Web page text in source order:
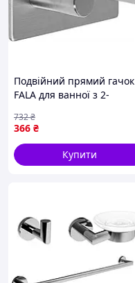
Подвійний прямий гачок
FALA для ванної з 2-
розміром 45х90х25 мм
366 ₴
732₴
Купити